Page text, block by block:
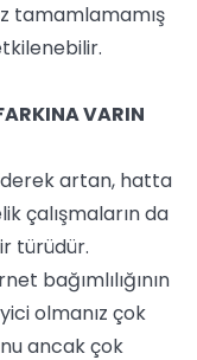
tamamlamamış
VARIN
artan, hatta
çalışmaların da
türüdür.
bağımlılığının
olmanız çok
ancak çok